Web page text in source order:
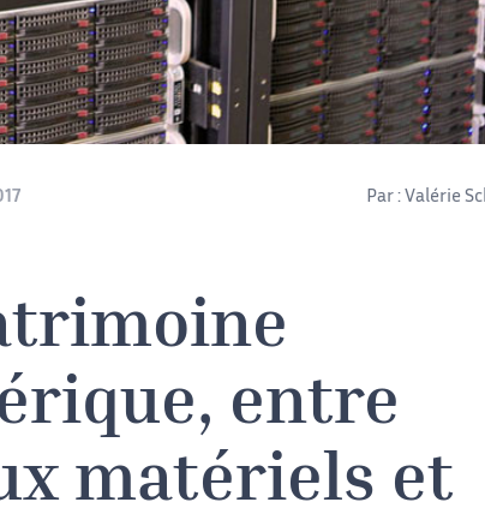
Par : Valérie
entre
matériels et